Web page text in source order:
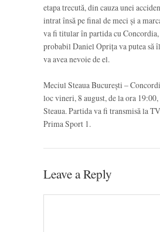
etapa trecută, din cauza unei
intrat însă pe final de meci și a
va fi titular în partida cu
probabil Daniel Oprița va putea să
va avea nevoie de el.
Meciul Steaua București –
loc vineri, 8 august, de la ora
Steaua. Partida va fi transmisă la
Prima Sport 1.
Leave a Reply